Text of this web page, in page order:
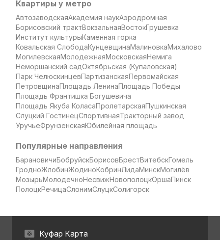
Квартиры у метро
АвтозаводскаяАкадемия наукАэродромная
Борисовский трактВокзальнаяВостокГрушевка
Институт культурыКаменная горка
Ковальская СлободаКунцевщинаМалиновкаМихалово
МогилевскаяМолодежнаяМосковскаяНемига
Неморшанский садОктябрьская (Купаловская)
Парк ЧелюскинцевПартизанскаяПервомайская
ПетровщинаПлощадь ЛенинаПлощадь Победы
Площадь Франтишка Богушевича
Площадь Якуба КоласаПролетарскаяПушкинская
Слуцкий ГостинецСпортивнаяТракторный завод
УручьеФрунзенскаяЮбилейная площадь
Популярные направления
БарановичиБобруйскБорисовБрестВитебскГомель
ГродноЖлобинЖодиноКобринЛидаМинскМогилёв
МозырьМолодечноНесвижНовополоцкОршаПинск
ПолоцкРечицаСлонимСлуцкСолигорск
Куфар Карта